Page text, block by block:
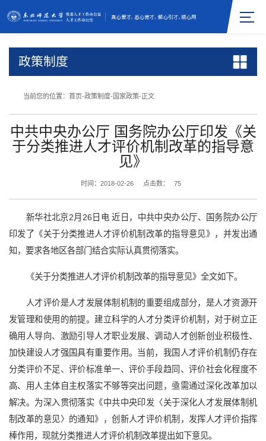
政策制度
当前您的位置： 首页-政策制度- 国家政策-正文
中共中央办公厅 国务院办公厅印发《关
于分类推进人才评价机制改革的指导意
见》
时间：2018-02-26 点击数： 75
新华社北京2月26日电 近日，中共中央办公厅、国务院办公厅
印发了《关于分类推进人才评价机制改革的指导意见》，并发出通
知，要求各地区各部门结合实际认真贯彻落实。
《关于分类推进人才评价机制改革的指导意见》全文如下。
人才评价是人才发展体制机制的重要组成部分，是人才资源开
发管理和使用的前提。建立科学的人才分类评价机制，对于树立正
确用人导向、激励引导人才职业发展、调动人才创新创业积极性、
加快建设人才强国具有重要作用。当前，我国人才评价机制仍存在
分类评价不足、评价标准单一、评价手段趋同、评价社会化程度不
高、用人主体自主权落实不够等突出问题，亟需通过深化改革加以
解决。为深入贯彻落实《中共中央印发〈关于深化人才发展体制机
制改革的意见〉的通知》，创新人才评价机制，发挥人才评价指挥
棒作用，现就分类推进人才评价机制改革提出如下意见。